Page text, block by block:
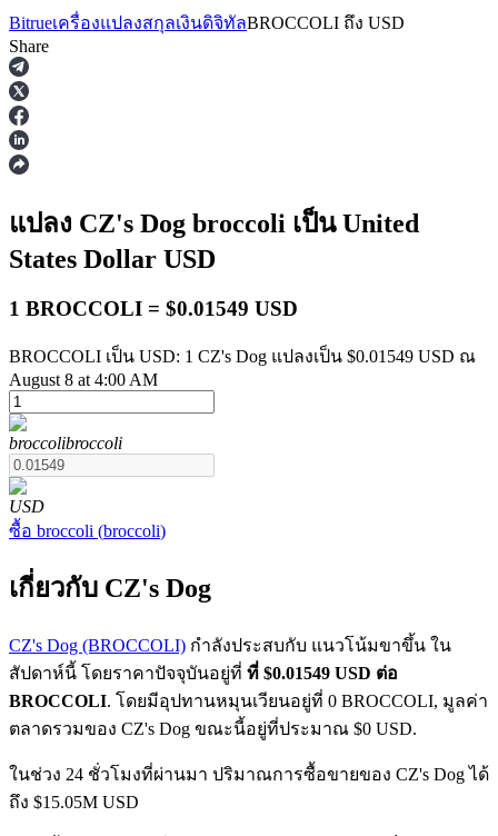
ฟิวเจอร์ส
ฟิวเจอร์สที่ใช้ USDT เป็นหลักประกัน
ฟิวเจอร์ส COIN-M
ฟิวเจอร์สสกุลเงินดิจิทัล
TradFi
Bitrueเครื่องแปลงสกุลเงินดิจิทัลBROCCOLI ถึง USD
Share
แปลง CZ's Dog broccoli เป็น United
States Dollar USD
1 BROCCOLI = $0.01549 USD
BROCCOLI เป็น USD: 1 CZ's Dog แปลงเป็น $0.01549 USD ณ
August 8 at 4:00 AM
broccolibroccoli
USD
ซื้อ broccoli (broccoli)
เกี่ยวกับ CZ's Dog
CZ's Dog (BROCCOLI) กำลังประสบกับ แนวโน้มขาขึ้น ใน
สัปดาห์นี้ โดยราคาปัจจุบันอยู่ที่ ที่ $0.01549 USD ต่อ
BROCCOLI. โดยมีอุปทานหมุนเวียนอยู่ที่ 0 BROCCOLI, มูลค่า
ตลาดรวมของ CZ's Dog ขณะนี้อยู่ที่ประมาณ $0 USD.
ในช่วง 24 ชั่วโมงที่ผ่านมา ปริมาณการซื้อขายของ CZ's Dog ได้
ถึง $15.05M USD